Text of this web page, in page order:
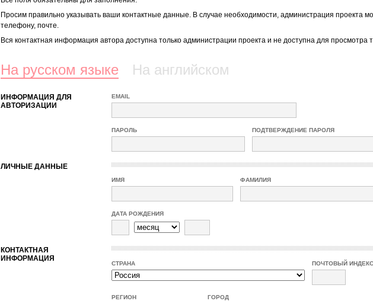
Просим правильно указывать ваши контактные данные. В случае необходимости, администрация проекта
телефону, почте.
Вся контактная информация автора доступна только администрации проекта и не доступна для просмотра
На русском языке На английском
ИНФОРМАЦИЯ ДЛЯ
АВТОРИЗАЦИИ
EMAIL
ПАРОЛЬ ПОДТВЕРЖДЕНИЕ ПАРОЛЯ
ЛИЧНЫЕ ДАННЫЕ
ИМЯ ФАМИЛИЯ
ДАТА РОЖДЕНИЯ
КОНТАКТНАЯ
ИНФОРМАЦИЯ
СТРАНА ПОЧТОВЫЙ ИНДЕКС
РЕГИОН ГОРОД